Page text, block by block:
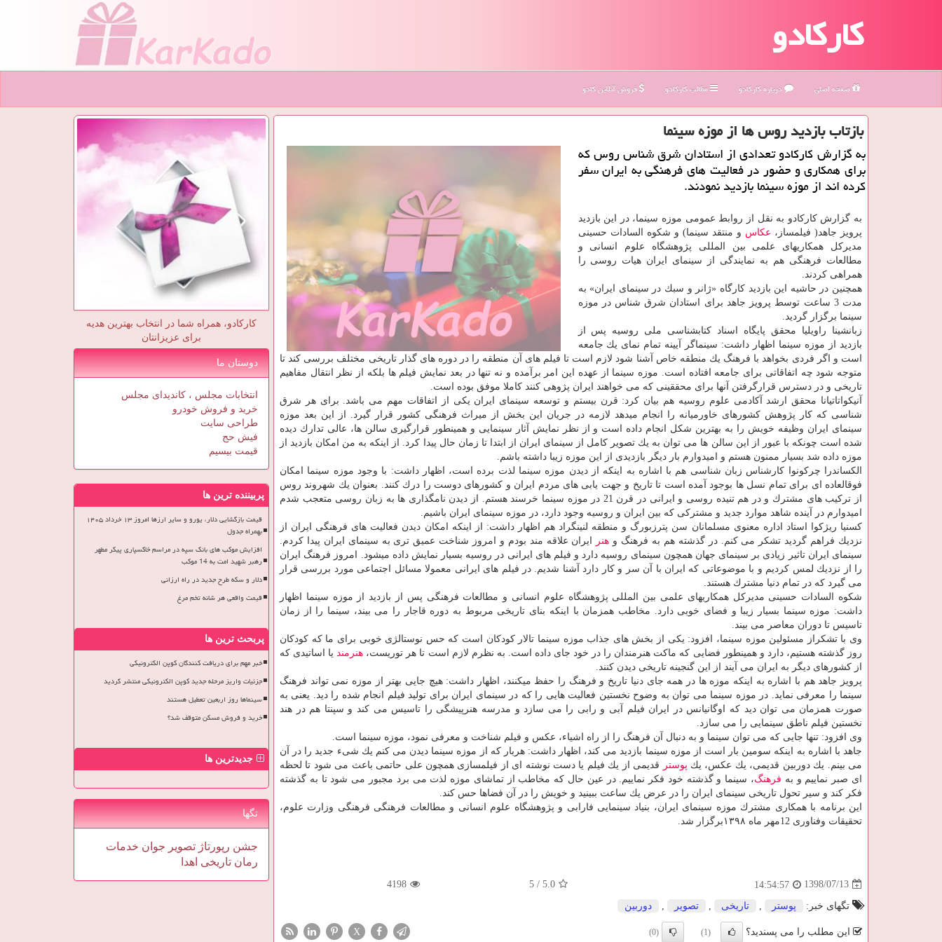
کارکادو
صفحه اصلی درباره كاركادو مطالب كاركادو فروش آنلاین کادو
بازتاب بازدید روس ها از موزه سینما
به گزارش كاركادو تعدادی از استادان شرق شناس روس كه
برای همكاری و حضور در فعالیت های فرهنگی به ایران سفر
كرده اند از موزه سینما بازدید نمودند.
به گزارش كاركادو به نقل از روابط عمومی موزه سینما، در این بازدید
پرویز جاهد( فیلمساز، عكاس و منتقد سینما) و شكوه السادات حسینی
مدیركل همكاریهای علمی بین المللی پژوهشگاه علوم انسانی و
مطالعات فرهنگی هم به نمایندگی از سینمای ایران هیات روسی را
همراهی كردند.
همچنین در حاشیه این بازدید كارگاه «ژانر و سبك در سینمای ایران» به
مدت 3 ساعت توسط پرویز جاهد برای استادان شرق شناس در موزه
سینما برگزار گردید.
زبانشینا راویلیا محقق پایگاه اسناد كتابشناسی ملی روسیه پس از
بازدید از موزه سینما اظهار داشت: سینماگر آیینه تمام نمای یك جامعه
است و اگر فردی بخواهد با فرهنگ یك منطقه خاص آشنا شود لازم است تا فیلم های آن منطقه را در دوره های گذار تاریخی مختلف بررسی كند تا
متوجه شود چه اتفاقاتی برای جامعه افتاده است. موزه سینما از عهده این امر برآمده و نه تنها در بعد نمایش فیلم ها بلكه از نظر انتقال مفاهیم
تاریخی و در دسترس قرارگرفتن آنها برای محققینی كه می خواهند ایران پژوهی كنند كاملا موفق بوده است.
آنیكواتاتیانا محقق ارشد آكادمی علوم روسیه هم بیان كرد: قرن بیستم و توسعه سینمای ایران یكی از اتفاقات مهم می باشد. برای هر شرق
شناسی كه كار پژوهش كشورهای خاورمیانه را انجام میدهد لازمه در جریان این بخش از میراث فرهنگی كشور قرار گیرد. از این بعد موزه
سینمای ایران وظیفه خویش را به بهترین شكل انجام داده است و از نظر نمایش آثار سینمایی و همینطور قرارگیری سالن ها، عالی تدارك دیده
شده است چونكه با عبور از این سالن ها می توان به یك تصویر كامل از سینمای ایران از ابتدا تا زمان حال پیدا كرد. از اینكه به من امكان بازدید از
موزه داده شد بسیار ممنون هستم و امیدوارم بار دیگر بازدیدی از این موزه زیبا داشته باشم.
الكساندرا چركونوا كارشناس زبان شناسی هم با اشاره به اینكه از دیدن موزه سینما لذت برده است، اظهار داشت: با وجود موزه سینما امكان
فوقالعاده ای برای تمام نسل ها بوجود آمده است تا تاریخ و جهت یابی های مردم ایران و كشورهای دوست را درك كنند. بعنوان یك شهروند روس
از تركیب های مشترك و در هم تنیده روسی و ایرانی در قرن 21 در موزه سینما خرسند هستم. از دیدن نامگذاری ها به زبان روسی متعجب شدم
امیدوارم در آینده شاهد موارد جدید و مشتركی كه بین ایران و روسیه وجود دارد، در موزه سینمای ایران باشیم.
كسنیا ریژكوا استاد اداره معنوی مسلمانان سن پترزبورگ و منطقه لنینگراد هم اظهار داشت: از اینكه امكان دیدن فعالیت های فرهنگی ایران از
نزدیك فراهم گردید تشكر می كنم. در گذشته هم به فرهنگ و هنر
ایران علاقه مند بودم و امروز شناخت عمیق تری به سینمای ایران پیدا كردم.
سینمای ایران تاثیر زیادی بر سینمای جهان همچون سینمای روسیه دارد و فیلم های ایرانی در روسیه بسیار نمایش داده میشود. امروز فرهنگ ایران
را از نزدیك لمس كردیم و با موضوعاتی كه ایران با آن سر و كار دارد آشنا شدیم. در فیلم های ایرانی معمولا مسائل اجتماعی مورد بررسی قرار
می گیرد كه در تمام دنیا مشترك هستند.
شكوه السادات حسینی مدیركل همكاریهای علمی بین المللی پژوهشگاه علوم انسانی و مطالعات فرهنگی پس از بازدید از موزه سینما اظهار
داشت: موزه سینما بسیار زیبا و فضای خوبی دارد. مخاطب همزمان با اینكه بنای تاریخی مربوط به دوره قاجار را می بیند، سینما را از زمان
تاسیس تا دوران معاصر می بیند.
وی با تشكراز مسئولین موزه سینما، افزود: یكی از بخش های جذاب موزه سینما تالار كودكان است كه حس نوستالژی خوبی برای ما كه كودكان
روز گذشته هستیم، دارد و همینطور فضایی كه ماكت هنرمندان را در خود جای داده است. به نظرم لازم است تا هر توریست، هنرمندیا اساتیدی كه
از كشورهای دیگر به ایران می آیند از این گنجینه تاریخی دیدن كنند.
پرویز جاهد هم با اشاره به اینكه موزه ها در همه جای دنیا تاریخ و فرهنگ را حفظ میكنند، اظهار داشت: هیچ جایی بهتر از موزه نمی تواند فرهنگ
سینما را معرفی نماید. در موزه سینما می توان به وضوح نخستین فعالیت هایی را كه در سینمای ایران برای تولید فیلم انجام شده را دید. یعنی به
صورت همزمان می توان دید كه اوگانیانس در ایران فیلم آبی و رابی را می سازد و مدرسه هنرپیشگی را تاسیس می كند و سپنتا هم در هند
نخستین فیلم ناطق سینمایی را می سازد.
وی افزود: تنها جایی كه می توان سینما و به دنبال آن فرهنگ را از راه اشیاء، عكس و فیلم شناخت و معرفی نمود، موزه سینما است.
جاهد با اشاره به اینكه سومین بار است از موزه سینما بازدید می كند، اظهار داشت: هربار كه از موزه سینما دیدن می كنم یك شیء جدید را در آن
می بینم. یك دوربین قدیمی، یك عكس، یك پوستر
قدیمی از یك فیلم یا دست نوشته ای از فیلمسازی همچون علی حاتمی باعث می شود تا لحظه
ای صبر نماییم و به فرهنگ، سینما و گذشته خود فكر نماییم. در عین حال كه مخاطب از تماشای موزه لذت می برد مجبور می شود تا به گذشته
فكر كند و سیر تحول تاریخی سینمای ایران را در عرض یك ساعت ببینید و خویش را در آن فضاها حس كند.
این برنامه با همكاری مشترك موزه سینمای ایران، بنیاد سینمایی فارابی و پژوهشگاه علوم انسانی و مطالعات فرهنگی فرهنگی وزارت علوم،
تحقیقات وفناوری 12مهر ماه ۱۳۹۸برگزار شد.
1398/07/13
14:54:57
5.0
/
5
4198
تگهای خبر: پوستر تاریخی تصویر دوربین
این مطلب را می پسندید؟ (1)
(0)
X
کارکادو، همراه شما در انتخاب بهترین هدیه
برای عزیزانتان
دوستان ما
انتخابات مجلس ، کاندیدای مجلس
خرید و فروش خودرو
طراحی سایت
فیش حج
قیمت بیسیم
پربیننده ترین ها
قیمت بازگشایی دلار، یورو و سایر ارزها امروز ۱۳ خرداد ۱۴۰۵
بهمراه جدول
افزایش موکب های بانک سپه در مراسم خاکسپاری پیکر مطهر
رهبر شهید امت به 14 موکب
دلار و سکه طرح جدید در راه ارزانی
قیمت واقعی هر شانه تخم مرغ
پربحث ترین ها
خبر مهم برای دریافت کنندگان کوپن الکترونیکی
جزئیات واریز مرحله جدید کوپن الکترونیکی منتشر گردید
سینماها روز اربعین تعطیل هستند
خرید و فروش مسکن متوقف شد؟
جدیدترین ها
تگها
جشن رپورتاژ تصویر جوان خدمات
رمان تاریخی اهدا